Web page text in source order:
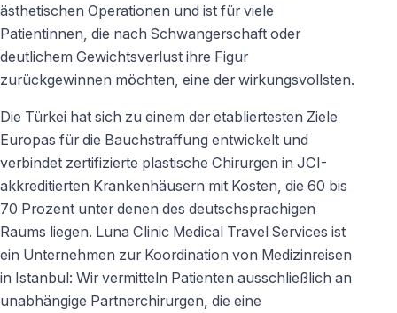
ästhetischen Operationen und ist für viele
Patientinnen, die nach Schwangerschaft oder
deutlichem Gewichtsverlust ihre Figur
zurückgewinnen möchten, eine der wirkungsvollsten.
Die Türkei hat sich zu einem der etabliertesten Ziele
Europas für die Bauchstraffung entwickelt und
verbindet zertifizierte plastische Chirurgen in JCI-
akkreditierten Krankenhäusern mit Kosten, die 60 bis
70 Prozent unter denen des deutschsprachigen
Raums liegen. Luna Clinic Medical Travel Services ist
ein Unternehmen zur Koordination von Medizinreisen
in Istanbul: Wir vermitteln Patienten ausschließlich an
unabhängige Partnerchirurgen, die eine